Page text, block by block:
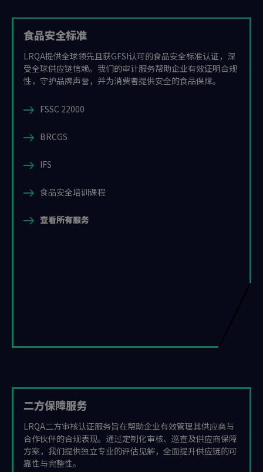
食品安全标准
LRQA提供全球领先且获GFSI认可的食品安全标准认证，深
受全球供应链信赖。我们的审计服务帮助企业有效证明合规
性，守护品牌声誉，并为消费者提供安全的食品保障。
FSSC 22000
BRCGS
IFS
食品安全培训课程
查看所有服务
二方保障服务
LRQA二方审核认证服务旨在帮助企业有效管理其供应商与
合作伙伴的合规表现。通过定制化审核、巡查及供应商保障
方案，我们提供独立专业的评估见解，全面提升供应链的可
靠性与完整性。